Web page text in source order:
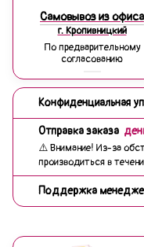
Самовывоз из офиса
г. Кропивницкий
По предварительному
согласованию
Конфиденциальная
Отправка заказа
⚠️ Внимание! Из-за
производиться в
Поддержка